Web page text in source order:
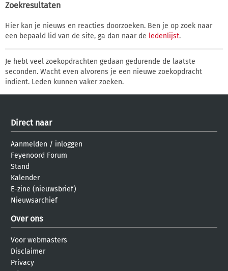
Zoekresultaten
Hier kan je nieuws en reacties doorzoeken. Ben je op zoek naar
een bepaald lid van de site, ga dan naar de ledenlijst.
Je hebt veel zoekopdrachten gedaan gedurende de laatste
seconden. Wacht even alvorens je een nieuwe zoekopdracht
indient. Leden kunnen vaker zoeken.
Direct naar
Aanmelden / inloggen
Feyenoord Forum
Stand
Kalender
E-zine (nieuwsbrief)
Nieuwsarchief
Over ons
Voor webmasters
Disclaimer
Privacy